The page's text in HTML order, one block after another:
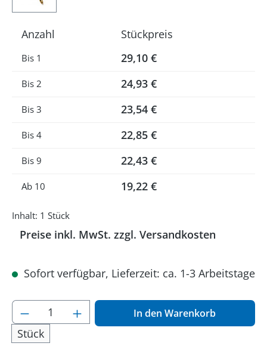
Anzahl Stückpreis
Bis 1 29,10 €
Bis2 24,93 €
Bis3 23,54 €
Bis4 22,85 €
Bis9 22,43 €
Ab 10 19,22 €
Inhalt: 1 Stück
Preise inkl. MwSt. zzgl. Versandkosten
Sofort verfügbar, Lieferzeit: ca. 1-3 Arbeitstage
Produkt Anzahl: Gib den gewünschten
Stück
In den Warenkorb